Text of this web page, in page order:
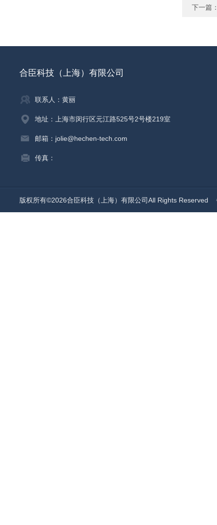
下一篇
合臣科技（上海）有限公司
联系人：黄丽
地址：上海市闵行区元江路525号2号楼219室
邮箱：jolie@hechen-tech.com
传真：
版权所有©2026合臣科技（上海）有限公司All Rights Reserved